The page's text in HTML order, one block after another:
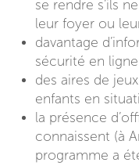
se rendre s’ils
leur foyer ou
davantage
sécurité en
des aires de
enfants en
la présence
connaissent (à
programme a